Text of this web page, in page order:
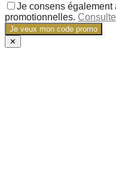
Je consens également
promotionnelles.
Je veux mon code promo
✕